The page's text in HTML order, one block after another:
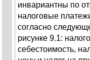
инвариантны по
налоговые
согласно
рисунке 9.1:
себестоимость,